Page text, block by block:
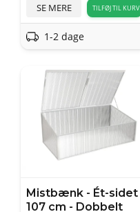
SE MERE TILFØJ TIL KURV
1-2 dage
Mistbænk - Ét-sidet
107 cm - Dobbelt